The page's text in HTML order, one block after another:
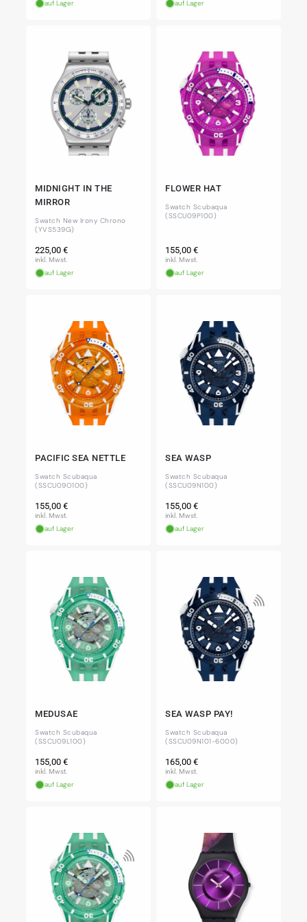
auf Lager auf Lager
MIDNIGHT IN THE
MIRROR
Swatch New Irony Chrono
(YVS539G)
Normaler
Preis
225,00 €
inkl. Mwst.
auf Lager
FLOWER HAT
Swatch Scubaqua
(SSCU09P100)
Normaler
Preis
155,00 €
inkl. Mwst.
auf Lager
PACIFIC SEA NETTLE
Swatch Scubaqua
(SSCU09O100)
Normaler
Preis
155,00 €
inkl. Mwst.
auf Lager
SEA WASP
Swatch Scubaqua
(SSCU09N100)
Normaler
Preis
155,00 €
inkl. Mwst.
auf Lager
MEDUSAE
Swatch Scubaqua
(SSCU09L100)
Normaler
Preis
155,00 €
inkl. Mwst.
auf Lager
SEA WASP PAY!
Swatch Scubaqua
(SSCU09N101-6000)
Normaler
Preis
165,00 €
inkl. Mwst.
auf Lager